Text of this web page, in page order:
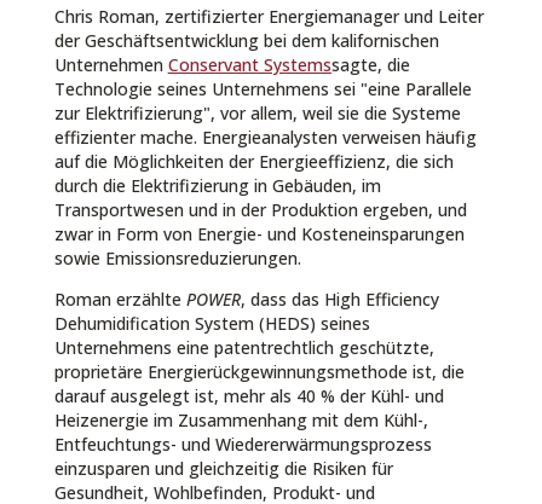
Chris Roman, zertifizierter Energiemanager und Leiter
der Geschäftsentwicklung bei dem kalifornischen
Unternehmen Conservant Systemssagte, die
Technologie seines Unternehmens sei "eine Parallele
zur Elektrifizierung", vor allem, weil sie die Systeme
effizienter mache. Energieanalysten verweisen häufig
auf die Möglichkeiten der Energieeffizienz, die sich
durch die Elektrifizierung in Gebäuden, im
Transportwesen und in der Produktion ergeben, und
zwar in Form von Energie- und Kosteneinsparungen
sowie Emissionsreduzierungen.
Roman erzählte POWER, dass das High Efficiency
Dehumidification System (HEDS) seines
Unternehmens eine patentrechtlich geschützte,
proprietäre Energierückgewinnungsmethode ist, die
darauf ausgelegt ist, mehr als 40 % der Kühl- und
Heizenergie im Zusammenhang mit dem Kühl-,
Entfeuchtungs- und Wiedererwärmungsprozess
einzusparen und gleichzeitig die Risiken für
Gesundheit, Wohlbefinden, Produkt- und